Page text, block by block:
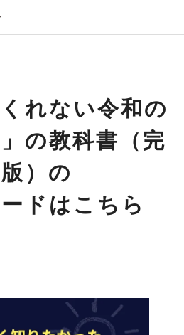
れない令和の
」の教科書（完
）の
ドはこちら